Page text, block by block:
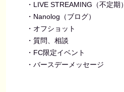
・LIVE STREAMING（不定期）
・Nanolog（ブログ）
・オフショット
・質問、相談
・FC限定イベント
・バースデーメッセージ